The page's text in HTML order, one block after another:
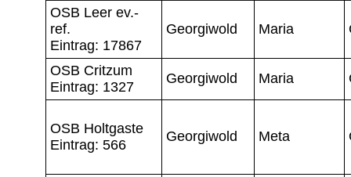
OSB Leer ev.-
ref.
Eintrag: 17867
Georgiwold Maria
OSB Critzum
Eintrag: 1327
Georgiwold Maria
OSB Holtgaste
Eintrag: 566
Georgiwold Meta